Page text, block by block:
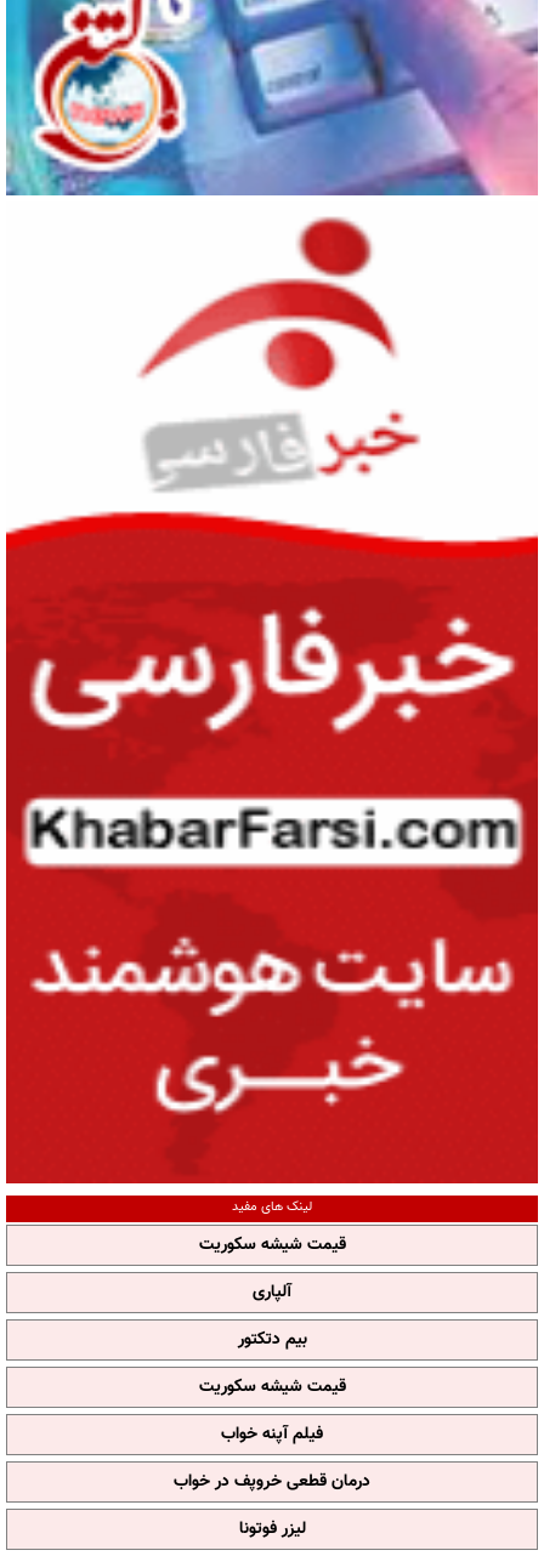
لینک های مفید
قیمت شیشه سکوریت
آلپاری
بیم دتکتور
قیمت شیشه سکوریت
فیلم آپنه خواب
درمان قطعی خروپف در خواب
لیزر فوتونا